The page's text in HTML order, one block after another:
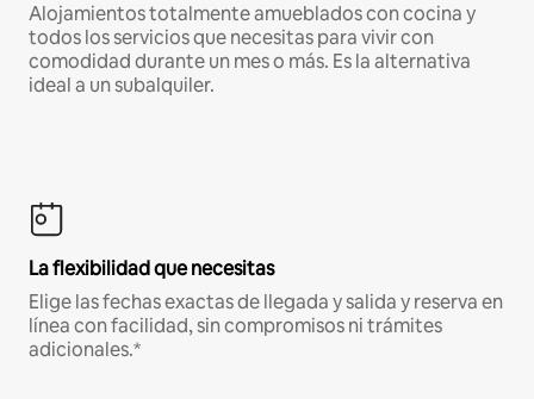
Alojamientos totalmente amueblados con cocina y
todos los servicios que necesitas para vivir con
comodidad durante un mes o más. Es la alternativa
ideal a un subalquiler.
La flexibilidad que necesitas
Elige las fechas exactas de llegada y salida y reserva en
línea con facilidad, sin compromisos ni trámites
adicionales.*